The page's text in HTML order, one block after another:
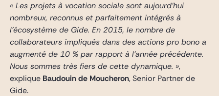
« Les projets à vocation sociale sont aujourd’hui
nombreux, reconnus et parfaitement intégrés à
l’écosystème de Gide. En 2015, le nombre de
collaborateurs impliqués dans des actions pro bono a
augmenté de 10 % par rapport à l’année précédente.
Nous sommes très fiers de cette dynamique. »,
explique Baudouin de Moucheron, Senior Partner de
Gide.